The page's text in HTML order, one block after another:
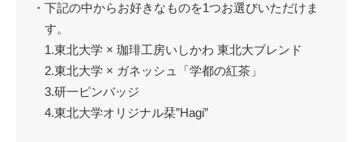
・下記の中からお好きなものを1つお選びいただけま
す。
1.東北大学 × 珈琲工房いしかわ 東北大ブレンド
2.東北大学 × ガネッシュ「学都の紅茶」
3.研一ピンバッジ
4.東北大学オリジナル栞”Hagi”